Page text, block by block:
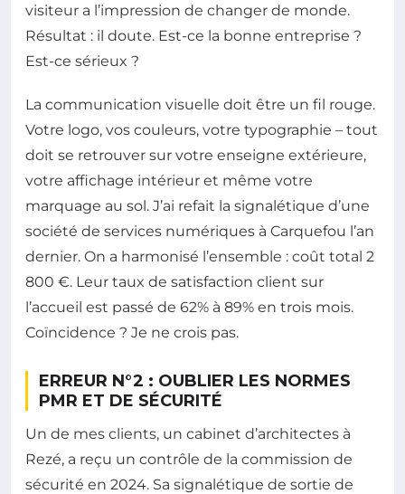
visiteur a l’impression de changer de monde.
Résultat : il doute. Est-ce la bonne entreprise ?
Est-ce sérieux ?
La communication visuelle doit être un fil rouge.
Votre logo, vos couleurs, votre typographie – tout
doit se retrouver sur votre enseigne extérieure,
votre affichage intérieur et même votre
marquage au sol. J’ai refait la signalétique d’une
société de services numériques à Carquefou l’an
dernier. On a harmonisé l’ensemble : coût total 2
800 €. Leur taux de satisfaction client sur
l’accueil est passé de 62% à 89% en trois mois.
Coïncidence ? Je ne crois pas.
ERREUR N°2 : OUBLIER LES NORMES
PMR ET DE SÉCURITÉ
Un de mes clients, un cabinet d’architectes à
Rezé, a reçu un contrôle de la commission de
sécurité en 2024. Sa signalétique de sortie de